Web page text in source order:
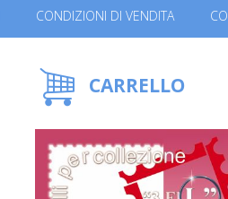
CONDIZIONI DI VENDITA
CARRELLO